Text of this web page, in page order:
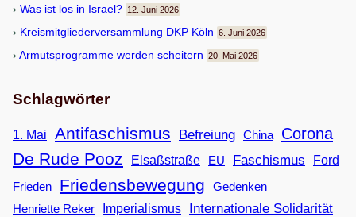
Was ist los in Israel? 12. Juni 2026
Kreis­mit­glie­der­ver­samm­lung DKP Köln 6. Juni 2026
Armuts­pro­gramme wer­den scheitern 20. Mai 2026
Schlagwörter
1. Mai Antifaschismus Befreiung China Corona
De Rude Pooz Elsaßstraße EU Faschismus
Ford
Frieden
Friedensbewegung
Gedenken
Henriette Reker
Imperialismus Internationale Solidarität